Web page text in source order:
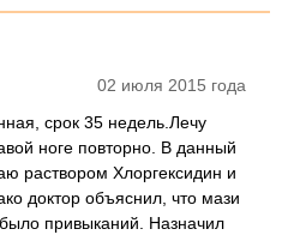
02 июля 2015 года
срок 35 недель.Лечу
ноге повторно. В данный
раствором Хлоргексидин и
доктор объяснил, что мази
привыканий. Назначил